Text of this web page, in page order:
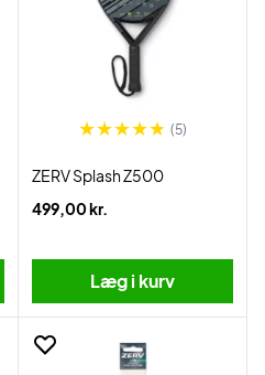
(5)
ZERV Splash Z500
499,00 kr.
Læg i kurv